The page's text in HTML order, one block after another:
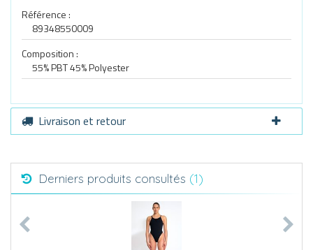
Référence :
89348550009
Composition :
55% PBT 45% Polyester
Livraison et retour
Derniers produits consultés (1)